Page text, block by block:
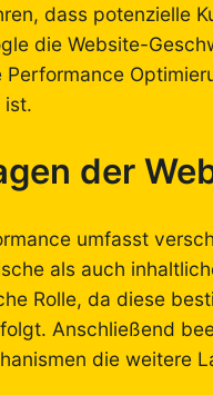
dass potenzielle
die Website-
Performance
ist.
der
umfasst
als auch
Rolle, da diese
Anschließend
die weitere